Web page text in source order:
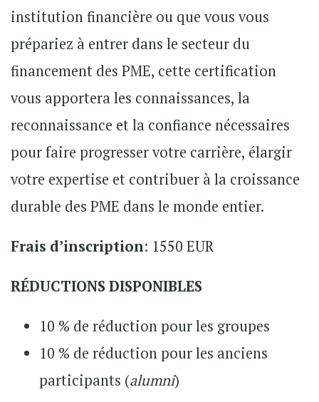
institution financière ou que vous vous
prépariez à entrer dans le secteur du
financement des PME, cette certification
vous apportera les connaissances, la
reconnaissance et la confiance nécessaires
pour faire progresser votre carrière, élargir
votre expertise et contribuer à la croissance
durable des PME dans le monde entier.
Frais d’inscription: 1550 EUR
RÉDUCTIONS DISPONIBLES
10 % de réduction pour les groupes
10 % de réduction pour les anciens
participants (alumni)